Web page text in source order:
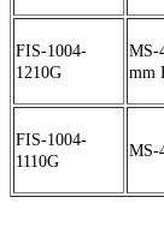
FIS-1004-
1210G
MS-
mm
FIS-1004-
1110G
MS-